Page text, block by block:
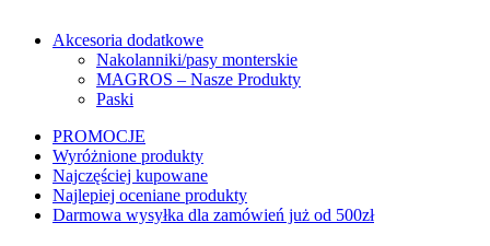
Akcesoria dodatkowe
Nakolanniki/pasy monterskie
MAGROS – Nasze Produkty
Paski
PROMOCJE
Wyróżnione produkty
Najczęściej kupowane
Najlepiej oceniane produkty
Darmowa wysyłka dla zamówień już od 500zł